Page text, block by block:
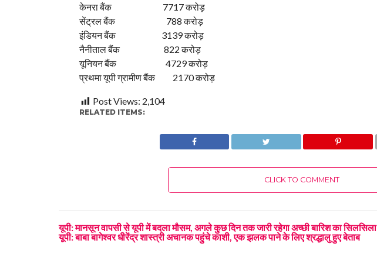
केनरा बैंक 7717 करोड़
सेंट्रल बैंक 788 करोड़
इंडियन बैंक 3139 करोड़
नैनीताल बैंक 822 करोड़
यूनियन बैंक 4729 करोड़
प्रथमा यूपी ग्रामीण बैंक 2170 करोड़
Post Views: 2,104
RELATED ITEMS:
CLICK TO COMMENT
यूपी: मानसून वापसी से यूपी में बदला मौसम, अगले कुछ दिन तक जारी रहेगा अच्छी बारिश का सिलसिला
यूपी: बाबा बागेश्वर धीरेंद्र शास्त्री अचानक पहुंचे काशी, एक झलक पाने के लिए श्रद्धालु हुए बेताब